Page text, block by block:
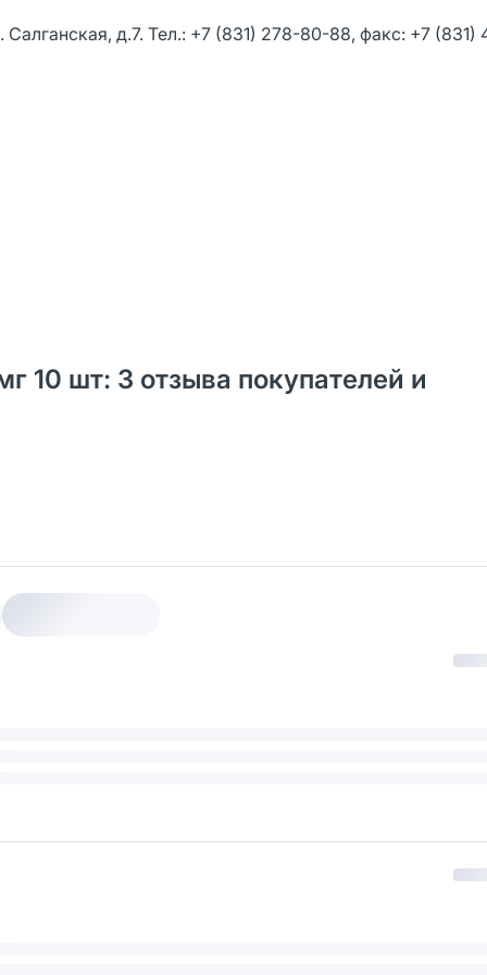
д.7. Тел.: +7 (831) 278-80-88, факс: +7 (831)
10 шт: 3 отзыва покупателей и